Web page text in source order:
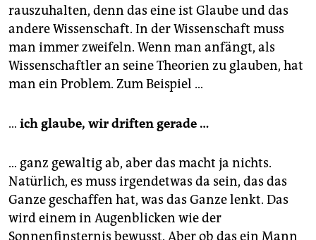
rauszuhalten, denn das eine ist Glaube und das
andere Wissenschaft. In der Wissenschaft muss
man immer zweifeln. Wenn man anfängt, als
Wissenschaftler an seine Theorien zu glauben, hat
man ein Problem. Zum Beispiel …
… ich glaube, wir driften gerade …
… ganz gewaltig ab, aber das macht ja nichts.
Natürlich, es muss irgendetwas da sein, das das
Ganze geschaffen hat, was das Ganze lenkt. Das
wird einem in Augenblicken wie der
Sonnenfinsternis bewusst. Aber ob das ein Mann